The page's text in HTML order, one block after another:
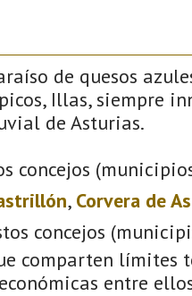
de quesos
Illas, siempre
de Asturias.
concejos
, Corvera de
concejos
comparten límites
entre